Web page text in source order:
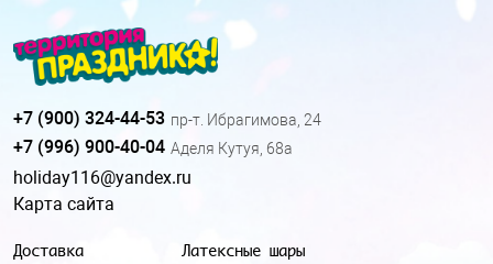
Доставка
Латексные шары
+7 (900) 324-44-53 пр-т. Ибрагимова, 24
+7 (996) 900-40-04 Аделя Кутуя, 68а
holiday116@yandex.ru
Карта сайта